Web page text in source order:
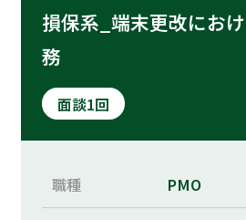
損保系_端末更改にお
務
面談1回
職種 PMO